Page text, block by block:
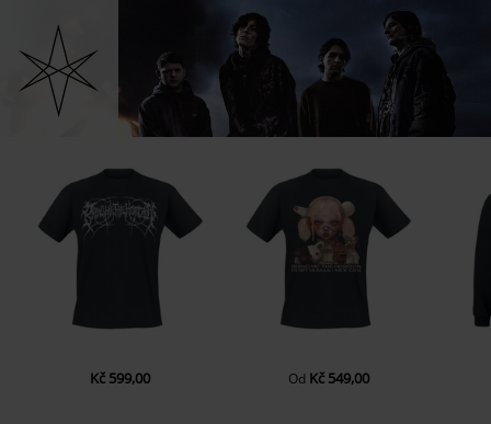
Kč 599,00 Od Kč 549,00